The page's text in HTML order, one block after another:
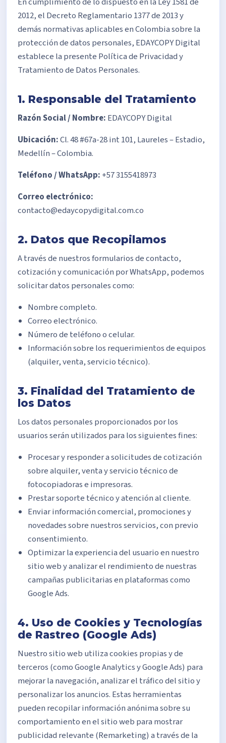
2012, el Decreto Reglamentario 1377 de 2013 y
demás normativas aplicables en Colombia sobre la
protección de datos personales, EDAYCOPY Digital
establece la presente Política de Privacidad y
Tratamiento de Datos Personales.
1. Responsable del Tratamiento
Razón Social / Nombre: EDAYCOPY Digital
Ubicación:Cl. 48 #67a-28 int 101, Laureles – Estadio,
Medellín – Colombia.
Teléfono / WhatsApp: +57 3155418973
Correo electrónico:
contacto@edaycopydigital.com.co
2. Datos que Recopilamos
A través de nuestros formularios de contacto,
cotización y comunicación por WhatsApp, podemos
solicitar datos personales como:
Nombre completo.
Correo electrónico.
Número de teléfono o celular.
Información sobre los requerimientos de equipos
(alquiler, venta, servicio técnico).
3. Finalidad del Tratamiento de
los Datos
Los datos personales proporcionados por los
usuarios serán utilizados para los siguientes fines:
Procesar y responder a solicitudes de cotización
sobre alquiler, venta y servicio técnico de
fotocopiadoras e impresoras.
Prestar soporte técnico y atención al cliente.
Enviar información comercial, promociones y
novedades sobre nuestros servicios, con previo
consentimiento.
Optimizar la experiencia del usuario en nuestro
sitio web y analizar el rendimiento de nuestras
campañas publicitarias en plataformas como
Google Ads.
4. Uso de Cookies y Tecnologías
de Rastreo (Google Ads)
Nuestro sitio web utiliza cookies propias y de
terceros (como Google Analytics y Google Ads) para
mejorar la navegación, analizar el tráfico del sitio y
personalizar los anuncios. Estas herramientas
pueden recopilar información anónima sobre su
comportamiento en el sitio web para mostrar
publicidad relevante (Remarketing) a través de la